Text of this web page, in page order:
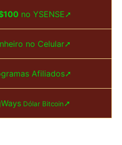
no YSENSE➚
no Celular➚
Afiliados➚
Dólar Bitcoin➚